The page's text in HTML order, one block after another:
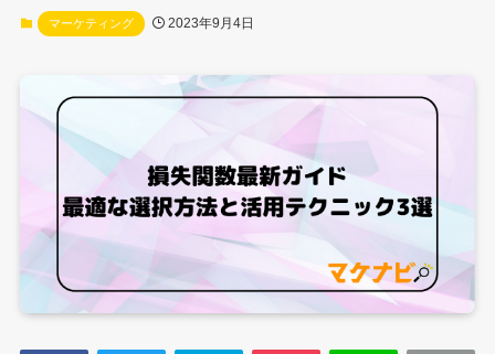
マーケティング 2023年9月4日